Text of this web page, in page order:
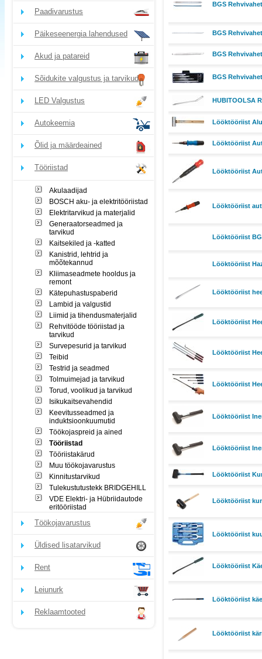
Paadivarustus
Päikeseenergia lahendused
Akud ja patareid
Sõidukite valgustus ja tarvikud
LED Valgustus
Autokeemia
Õlid ja määrdeained
Tööriistad
Akulaadijad
BOSCH aku- ja elektritööriistad
Elektritarvikud ja materjalid
Generaatorseadmed ja
tarvikud
Kaitsekiled ja -katted
Kanistrid, lehtrid ja
mõõtekannud
Kliimaseadmete hooldus ja
remont
Kätepuhastuspaberid
Lambid ja valgustid
Liimid ja tihendusmaterjalid
Rehvitööde tööriistad ja
tarvikud
Survepesurid ja tarvikud
Teibid
Testrid ja seadmed
Tolmuimejad ja tarvikud
Torud, voolikud ja tarvikud
Isikukaitsevahendid
Keevitusseadmed ja
induktsioonkuumutid
Töökojaspreid ja ained
Tööriistad
Tööriistakärud
Muu töökojavarustus
Kinnitustarvikud
Tulekustutustekk BRIDGEHILL
VDE Elektri- ja Hübriidautode
eritööriistad
Töökojavarustus
Üldised lisatarvikud
Rent
Leiunurk
Reklaamtooted
BGS
BGS
BGS
BGS
HUBITOOLSA
Lööktööriist
Lööktööriist
Lööktööriist
Lööktööriist
Lööktööriist
Lööktööriist
Lööktööriist
Lööktööriist
Lööktööriist
Lööktööriist
Lööktööriist
Lööktööriist
Lööktööriist
Lööktööriist
Lööktööriist
Lööktööriist
Lööktööriist
Lööktööriist